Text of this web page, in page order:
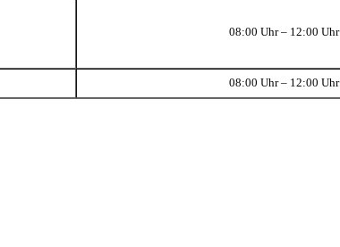
08:00 Uhr – 12:00 Uhr
08:00 Uhr – 12:00 Uhr